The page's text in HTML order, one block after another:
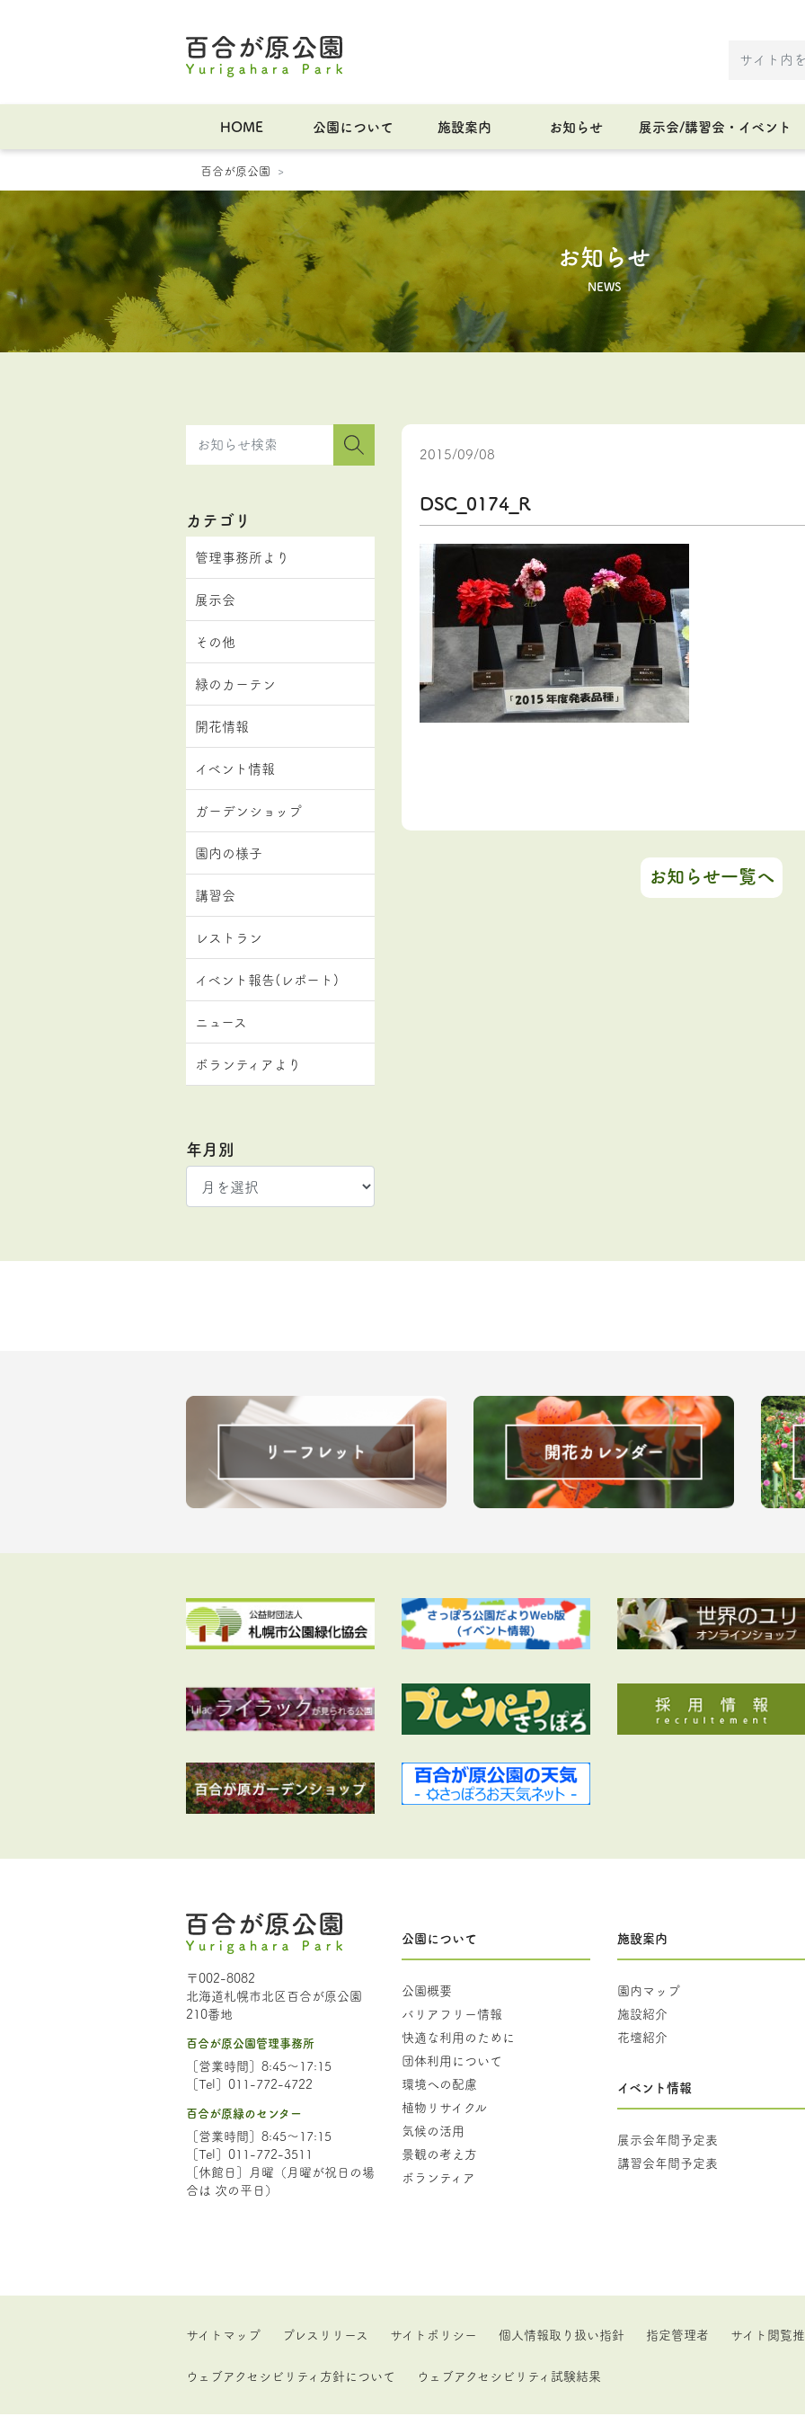
HOME 公園について 施設案内 お知らせ 展示会/講習会・イベント
百合が原公園
お知らせ
NEWS
2015/09/08
DSC_0174_R
お知らせ一覧へ
カテゴリ
管理事務所より
展示会
その他
緑のカーテン
開花情報
イベント情報
ガーデンショップ
園内の様子
講習会
レストラン
イベント報告(レポート)
ニュース
ボランティアより
年月別
〒002-8082
北海道札幌市北区百合が原公園
210番地
百合が原公園管理事務所
［営業時間］8:45～17:15
［Tel］011-772-4722
百合が原緑のセンター
［営業時間］8:45～17:15
［Tel］011-772-3511
［休館日］月曜（月曜が祝日の場
合は 次の平日）
公園について
公園概要
バリアフリー情報
快適な利用のために
団体利用について
環境への配慮
植物リサイクル
気候の活用
景観の考え方
ボランティア
施設案内
園内マップ
施設紹介
花壇紹介
イベント情報
展示会年間予定表
講習会年間予定表
サイトマップ プレスリリース サイトポリシー 個人情報取り扱い指針 指定管理者 サイト閲覧
ウェブアクセシビリティ方針について ウェブアクセシビリティ試験結果